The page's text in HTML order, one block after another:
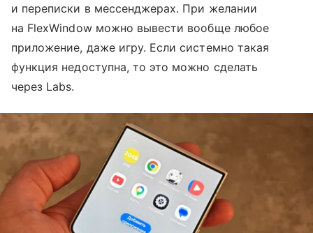
и переписки в мессенджерах. При желании
на FlexWindow можно вывести вообще любое
приложение, даже игру. Если системно такая
функция недоступна, то это можно сделать
через Labs.